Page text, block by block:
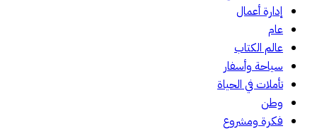
إدارة أعمال
عام
عالم الكتاب
سياحة وأسفار
تأملات في الحياة
وطن
فكرة ومشروع